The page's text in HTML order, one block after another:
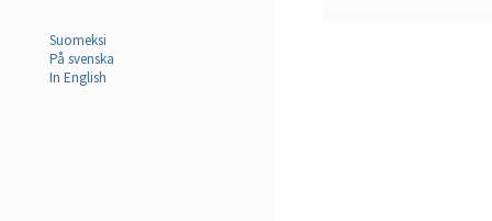
Suomeksi
På svenska
In English